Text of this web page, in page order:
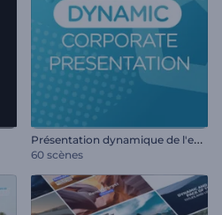
P
résentation dynamique de l'entreprise
60 scènes